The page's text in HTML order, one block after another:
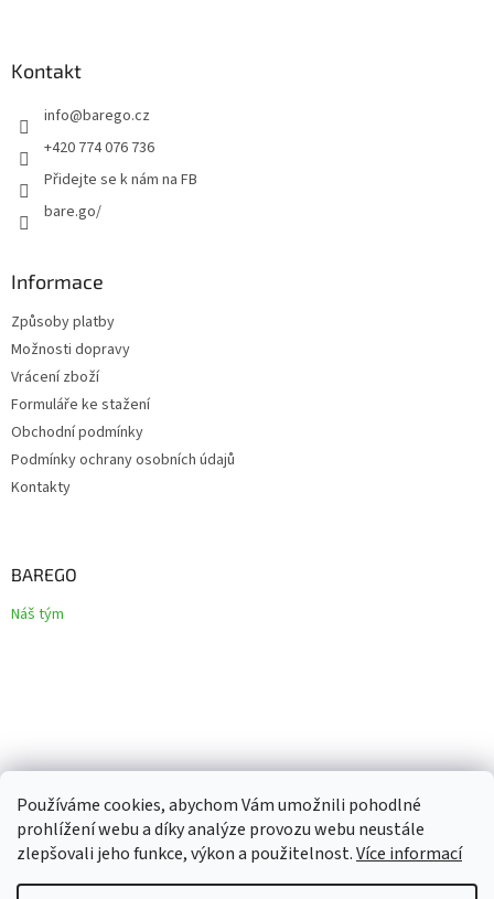
Používáme cookies, abychom Vám umožnili pohodlné
prohlížení webu a díky analýze provozu webu neustále
zlepšovali jeho funkce, výkon a použitelnost.Více informací
Kontakt
info@barego.cz
+420 774 076 736
Přidejte se k nám na FB
bare.go/
Informace
Způsoby platby
Možnosti dopravy
Vrácení zboží
Formuláře ke stažení
Obchodní podmínky
Podmínky ochrany osobních údajů
Kontakty
BAREGO
Náš tým